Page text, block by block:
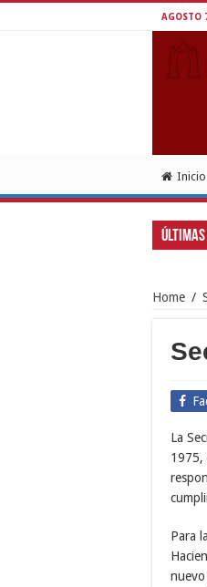
AGOSTO
Inicio
Home /
La
1975,
Para